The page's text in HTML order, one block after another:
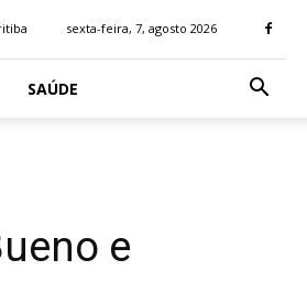
sexta-feira, 7, agosto 2026
SAÚDE
e